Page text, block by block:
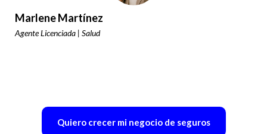
Marlene Martínez
Agente Licenciada | Salud
Quiero crecer mi negocio de seguros